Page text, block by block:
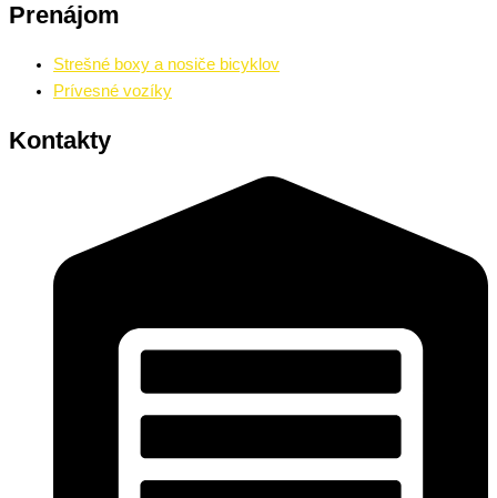
Prenájom
Strešné boxy a nosiče bicyklov
Prívesné vozíky
Kontakty